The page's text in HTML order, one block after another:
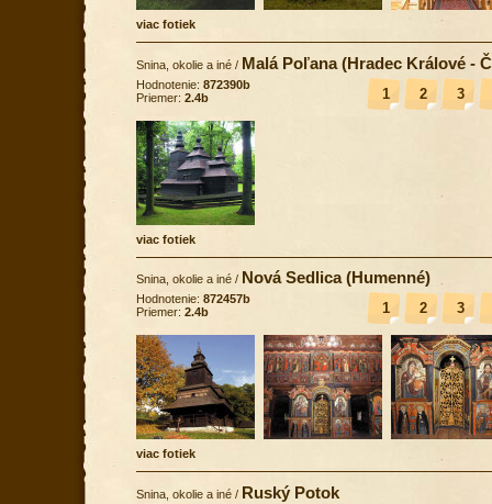
viac fotiek
Snina, okolie a iné / Malá Poľana (Hradec Králové -
1 2 3
Hodnotenie: 872390b
Priemer: 2.4b
viac fotiek
Snina, okolie a iné / Nová Sedlica (Humenné)
1 2 3
Hodnotenie: 872457b
Priemer: 2.4b
viac fotiek
Snina, okolie a iné / Ruský Potok